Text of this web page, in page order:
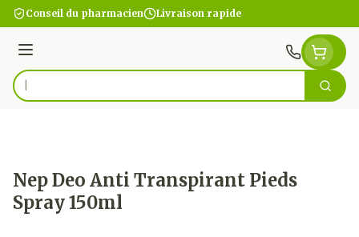
Aller au contenu
Conseil du pharmacien Livraison rapide
Menu
Rechercher
Nep Deo Anti Transpirant Pieds
Spray 150ml